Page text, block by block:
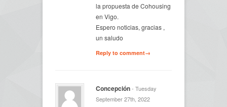
la propuesta de Cohousing
en Vigo.
Espero noticias, gracias ,
un saludo
Reply to comment→
Concepción- Tuesday
September 27th, 2022